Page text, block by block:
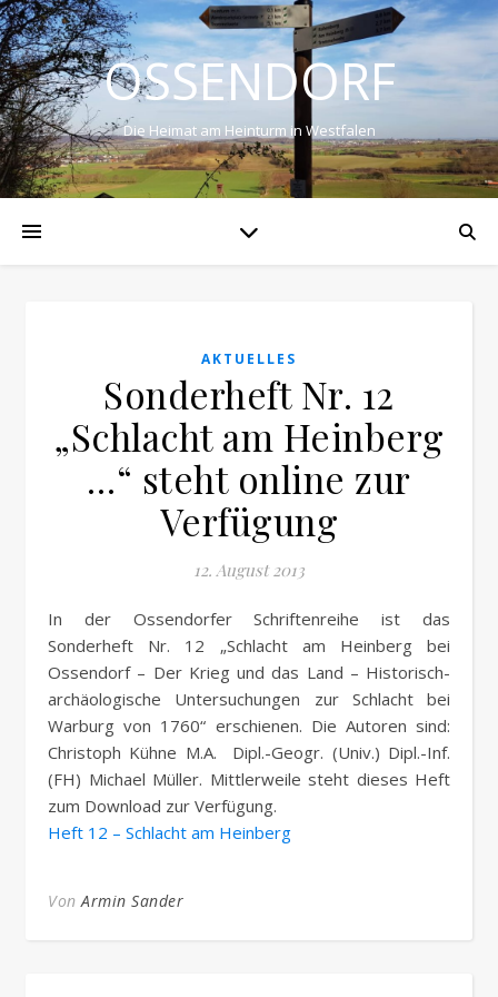
OSSENDORF
Die Heimat am Heinturm in Westfalen
AKTUELLES
Sonderheft Nr. 12
„Schlacht am Heinberg
…“ steht online zur
Verfügung
12. August 2013
In der Ossendorfer Schriftenreihe ist das
Sonderheft Nr. 12 „Schlacht am Heinberg bei
Ossendorf – Der Krieg und das Land – Historisch-
archäologische Untersuchungen zur Schlacht bei
Warburg von 1760“ erschienen. Die Autoren sind:
Christoph Kühne M.A. Dipl.-Geogr. (Univ.) Dipl.-Inf.
(FH) Michael Müller. Mittlerweile steht dieses Heft
zum Download zur Verfügung.
Heft 12 – Schlacht am Heinberg
VonArmin Sander